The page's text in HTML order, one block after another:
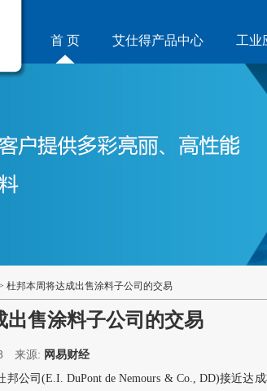
首 页 艾仕得产品中心 工业
杜邦本周将达成出售涂料子公司的交易
出售涂料子公司的交易
来源: 网易财经
邦公司(E.I. DuPont de Nemours & Co., DD)接近达